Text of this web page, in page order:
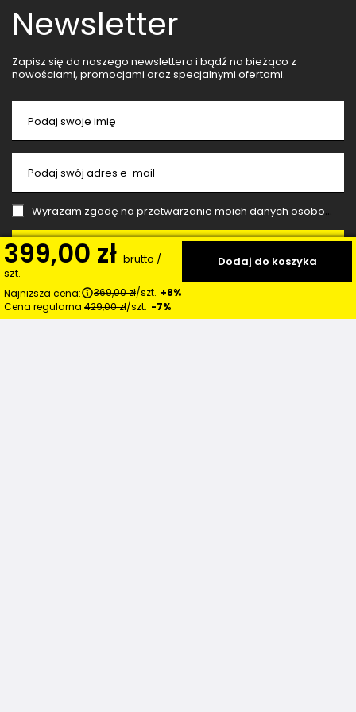
399,00 zł brutto /
szt.
Najniższa cena: 369,00 zł/szt. +8%
Cena regularna:429,00 zł/szt. -7%
Dodaj do koszyka
Newsletter
Zapisz się do naszego newslettera i bądź na bieżąco z
nowościami, promocjami oraz specjalnymi ofertami.
Podaj swoje imię
Podaj swój adres e-mail
Wyrażam zgodę na przetwarzanie moich danych osobowych (adres e-mail) na potrzeby wysyłki newslettera z informacją handlową (marketing). Więcej w